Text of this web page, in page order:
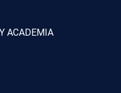
ACADEMIA